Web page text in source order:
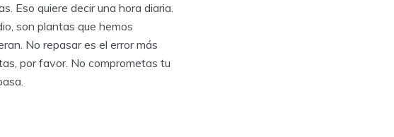
Eso quiere decir una hora diaria.
son plantas que hemos
No repasar es el error más
por favor. No comprometas tu